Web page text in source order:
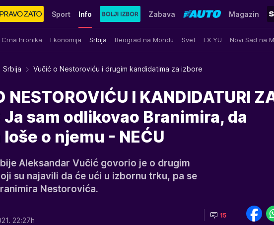
Sport Info
Crna hronika Ekonomija Srbija Beograd na Mondu Svet EX YU Novi Sad na
Zabava Magazin
Srbija Vučić o Nestoroviću i drugim kandidatima za izbore
NESTOROVIĆU I KANDIDATURI
Ja sam odlikovao Branimira, da
o njemu - NEĆU
Aleksandar Vučić govorio je o drugim
su najavili da će ući u izbornu trku, pa se
Nestorovića.
22:27h
15